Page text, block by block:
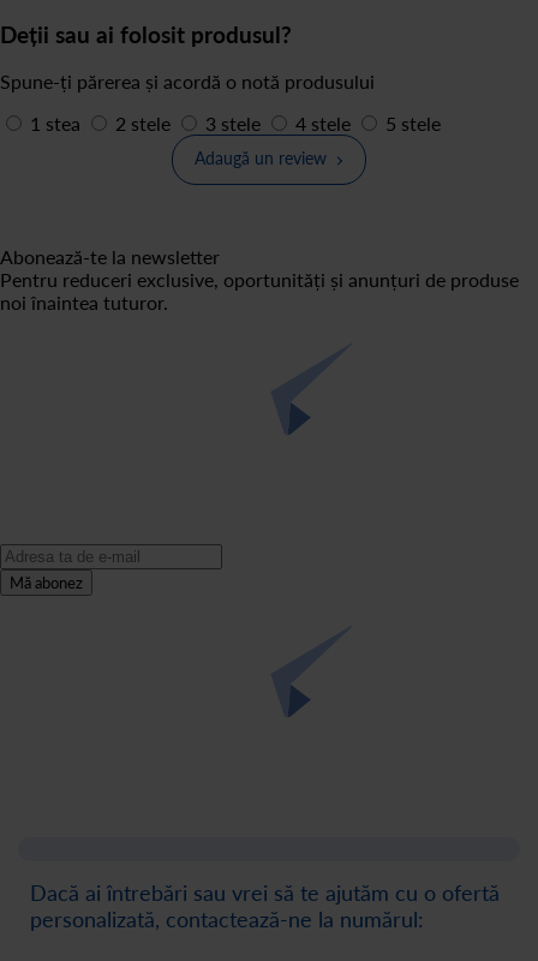
Deții sau ai folosit produsul?
Spune-ți părerea și acordă o notă produsului
1 stea
2 stele 3 stele 4 stele 5 stele
Adaugă un review
Abonează-te la newsletter
Pentru reduceri exclusive, oportunități și anunțuri de produse
noi înaintea tuturor.
Mă abonez
Dacă ai întrebări sau vrei să te ajutăm cu o ofertă
personalizată, contactează-ne la numărul: